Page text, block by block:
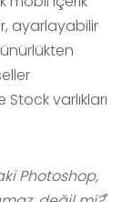
ayarlayabilir
varlıkları
Photoshop,